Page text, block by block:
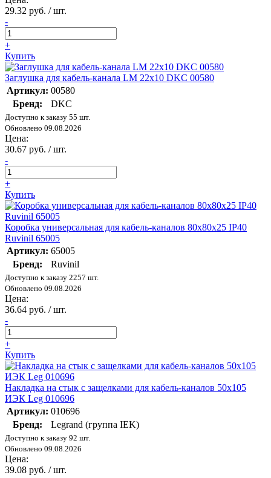
29.32 руб. / шт.
-
+
Купить
Заглушка для кабель-канала LM 22х10 DKC 00580
Артикул: 00580
Бренд:
DKC
Доступно к заказу 55 шт.
Обновлено 09.08.2026
Цена:
30.67 руб. / шт.
-
+
Купить
Коробка универсальная для кабель-каналов 80х80х25 IP40
Ruvinil 65005
Артикул: 65005
Бренд:
Ruvinil
Доступно к заказу 2257 шт.
Обновлено 09.08.2026
Цена:
36.64 руб. / шт.
-
+
Купить
Накладка на стык с защелками для кабель-каналов 50х105
ИЭК Leg 010696
Артикул: 010696
Бренд:
Legrand (группа IEK)
Доступно к заказу 92 шт.
Обновлено 09.08.2026
Цена:
39.08 руб. / шт.